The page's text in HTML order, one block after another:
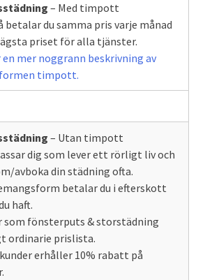
– Med timpott
du samma pris varje månad
priset för alla tjänster.
en mer noggrann beskrivning av
timpott.
– Utan timpott
dig som lever ett rörligt liv och
avboka din städning ofta.
betalar du i efterskott
haft.
som fönsterputs & storstädning
ordinarie prislista.
erhåller 10% rabatt på